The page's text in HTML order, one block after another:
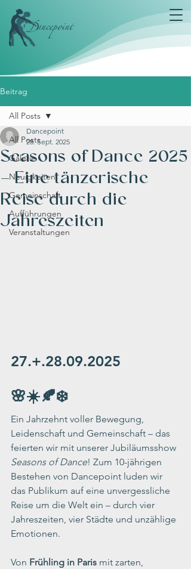
Beitrag
All Posts
Galerie
Neuigkeiten
Gemeinschaft
Aufführungen
Veranstaltungen
All Posts
Seasons of Dance 2025
– Eine tänzerische
Reise durch die
Jahreszeiten
Dancepoint
28. Sept. 2025
27.+.28.09.2025
🌸☀️🍂❄️
Ein Jahrzehnt voller Bewegung,
Leidenschaft und Gemeinschaft – das
feierten wir mit unserer Jubiläumsshow
Seasons of Dance! Zum 10-jährigen
Bestehen von Dancepoint luden wir
das Publikum auf eine unvergessliche
Reise um die Welt ein – durch vier
Jahreszeiten, vier Städte und unzählige
Emotionen.
Von Frühling in Paris mit zarten,